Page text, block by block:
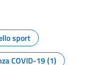
pagina
sport
COVID-19 (1)